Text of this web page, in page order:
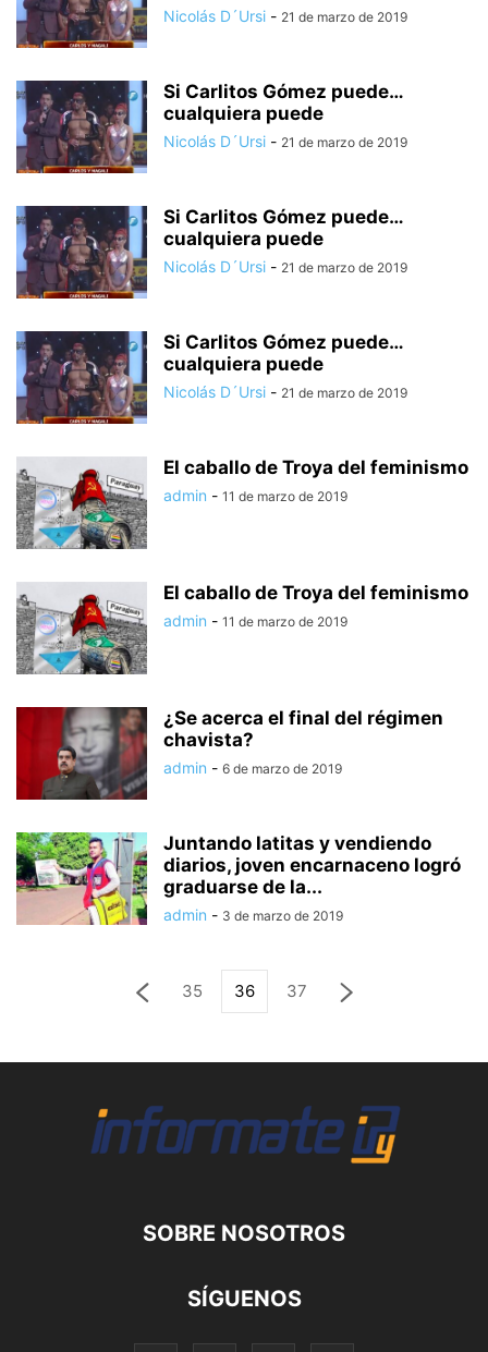
Nicolás D´Ursi - 21 de marzo de 2019
Si Carlitos Gómez puede…
cualquiera puede
Nicolás D´Ursi - 21 de marzo de 2019
Si Carlitos Gómez puede…
cualquiera puede
Nicolás D´Ursi - 21 de marzo de 2019
Si Carlitos Gómez puede…
cualquiera puede
Nicolás D´Ursi - 21 de marzo de 2019
El caballo de Troya del feminismo
admin - 11 de marzo de 2019
El caballo de Troya del feminismo
admin - 11 de marzo de 2019
¿Se acerca el final del régimen
chavista?
admin - 6 de marzo de 2019
Juntando latitas y vendiendo
diarios, joven encarnaceno logró
graduarse de la...
admin - 3 de marzo de 2019
35 36 37
SOBRE NOSOTROS
SÍGUENOS